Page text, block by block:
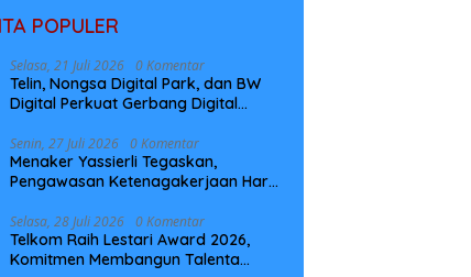
POPULER
Selasa, 21 Juli 2026 0 Komentar
Telin, Nongsa Digital Park, dan BW
Digital Perkuat Gerbang Digital
NCC
Senin, 27 Juli 2026 0 Komentar
Menaker Yassierli Tegaskan,
Pengawasan Ketenagakerjaan Harus
Selasa, 28 Juli 2026 0 Komentar
Telkom Raih Lestari Award 2026,
Komitmen Membangun Talenta